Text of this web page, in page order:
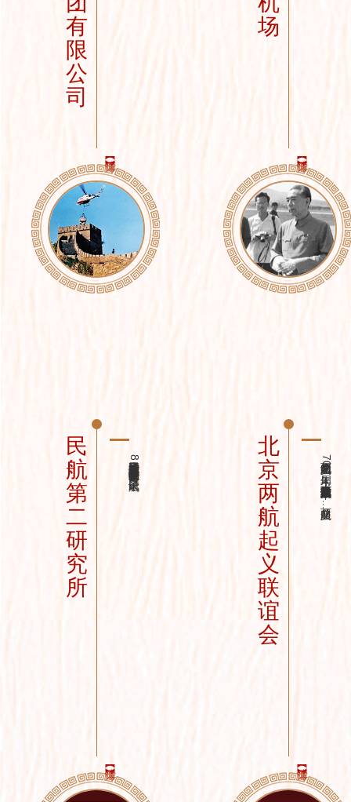
有
限
公
司
场
民
航
第
二
研
究
所
民航第二研究所捐赠了8件获国家科技进步奖的项目获奖证书复制件，记录了民航...
北
京
两
航
起
义
联
谊
会
为纪念两航起义70周年，北京两航起义联谊会编辑出版了《历史荣光——两航起义...